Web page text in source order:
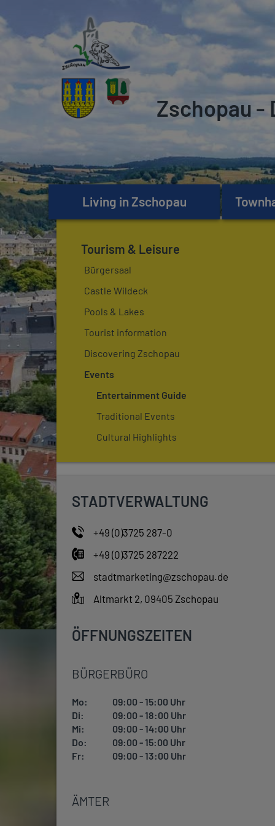
Zschopau -
Living in Zschopau
Tourism & Leisure
Bürgersaal
Castle Wildeck
Pools & Lakes
Tourist information
Discovering Zschopau
Events
Entertainment Guide
Traditional Events
Cultural Highlights
STADTVERWALTUNG
+49 (0)3725 287-0
+49 (0)3725 287222
stadtmarketing@zschopau.de
Altmarkt 2, 09405 Zschopau
ÖFFNUNGSZEITEN
BÜRGERBÜRO
Mo:
09:00 - 15:00 Uhr
Di:
09:00 - 18:00 Uhr
Mi:
09:00 - 14:00 Uhr
Do:
09:00 - 15:00 Uhr
Fr:
09:00 - 13:00 Uhr
ÄMTER